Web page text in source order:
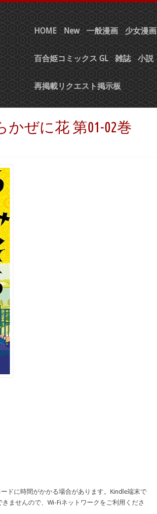
HOME New 一般漫画 少女漫画
百合姫コミックス GL 雑誌 小説
再掲載リクエスト掲示板
ぜに花 第01-02巻
ドに時間がかかる場合があります。Kindle端末で
ませんので、Wi-Fiネットワークをご利用くださ